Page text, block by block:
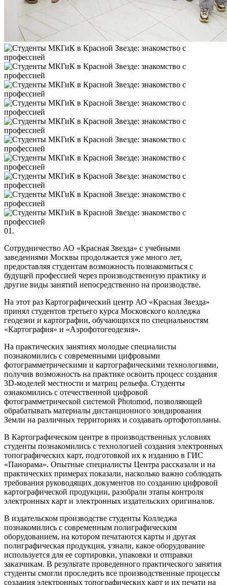
01.
Сотрудничество АО «Красная Звезда» с учебными
заведениями Москвы продолжается уже много лет,
предоставляя студентам возможность познакомиться с
будущей профессией через производственную практику и
другие виды занятий непосредственно на производстве.
На этот раз Картографический центр АО «Красная Звезда»
принял студентов третьего курса Московского колледжа
геодезии и картографии, обучающихся по специальностям
«Картография» и «Аэрофотогеодезия».
На практических занятиях молодые специалисты
познакомились с современными цифровыми
фотограмметрическими и картографическими технологиями,
получив возможность на практике освоить процесс создания
3D-моделей местности и матриц рельефа. Студенты
ознакомились с отечественной цифровой
фотограмметрической системой Photomod, позволяющей
обрабатывать материалы дистанционного зондирования
Земли на различных территориях и создавать ортофотопланы.
В Картографическом центре в производственных условиях
студенты познакомились с технологией создания электронных
топографических карт, подготовкой их к изданию в ГИС
«Панорама». Опытные специалисты Центра рассказали и на
практических примерах показали, насколько важно соблюдать
требования руководящих документов по созданию цифровой
картографической продукции, разобрали этапы контроля
электронных карт и электронных издательских оригиналов.
В издательском производстве студенты Колледжа
познакомились с современным полиграфическим
оборудованием, на котором печатаются карты и другая
полиграфическая продукция, узнали, какое оборудование
используется для ее сортировки, упаковки и отправки
заказчикам. В результате проведенного практического занятия
студенты смогли проследить все производственные процессы
создания электронных топографических карт и их печати на